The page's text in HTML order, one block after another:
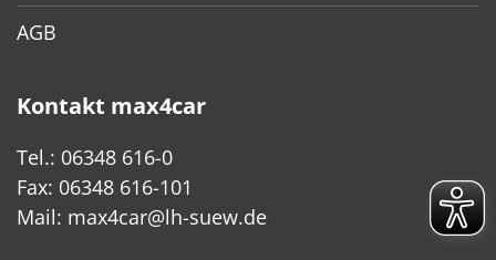
AGB
Kontakt max4car
Tel.: 06348 616-0
Fax: 06348 616-101
Mail: max4car@lh-suew.de